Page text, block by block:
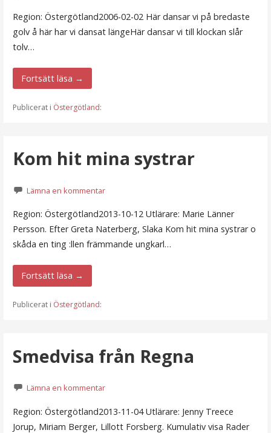
Region: Östergötland2006-02-02 Här dansar vi på bredaste
golv å här har vi dansat längeHär dansar vi till klockan slår
tolv…
Fortsätt läsa →
Publicerat i Östergötland:
Kom hit mina systrar
Lämna en kommentar
Region: Östergötland2013-10-12 Utlärare: Marie Länner
Persson. Efter Greta Naterberg, Slaka Kom hit mina systrar o
skåda en ting :llen främmande ungkarl…
Fortsätt läsa →
Publicerat i Östergötland:
Smedvisa från Regna
Lämna en kommentar
Region: Östergötland2013-11-04 Utlärare: Jenny Treece
Jorup, Miriam Berger, Lillott Forsberg. Kumulativ visa Rader